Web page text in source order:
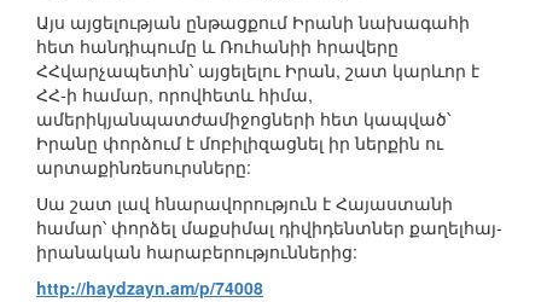
Այս այցելության ընթացքում Իրանի նախագահի
հետ հանդիպումը և Ռուհանիի հրավերը
ՀՀվարչապետին՝ այցելելու Իրան, շատ կարևոր է
ՀՀ-ի համար, որովհետև հիմա,
ամերիկյանպատժամիջոցների հետ կապված՝
Իրանը փորձում է մոբիլիզացնել իր ներքին ու
արտաքինռեսուրսները:
Սա շատ լավ հնարավորություն է Հայաստանի
համար՝ փորձել մաքսիմալ դիվիդենտներ քաղելհայ-
իրանական հարաբերություններից:
http://haydzayn.am/p/74008